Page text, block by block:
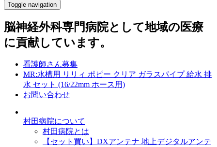
Toggle navigation
脳神経外科専門病院として地域の医療
に貢献しています。
看護師さん募集
MR:水槽用 リリィ ポピー クリア ガラスパイプ 給水 排
水 セット (16/22mm ホース用)
お問い合わせ
村田病院について
村田病院とは
【セット買い】DXアンテナ 地上デジタルアンテ